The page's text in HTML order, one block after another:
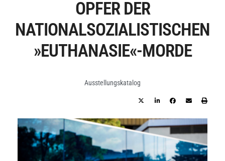
PFER DER N
ATIONALSOZIALISTISCHEN »
EUTHANASIE«-MORDE
Ausstellungskatalog